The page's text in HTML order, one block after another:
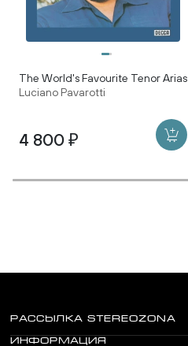
Luciano Pavarotti
The World's Favourite Tenor Arias
4 800 ₽
РАССЫЛКА STEREOZONA
ИНФОРМАЦИЯ